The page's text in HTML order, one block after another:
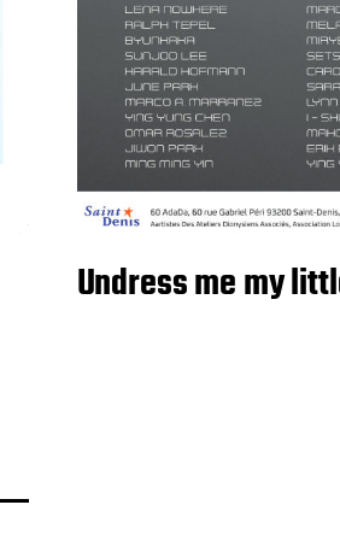
Undress me my